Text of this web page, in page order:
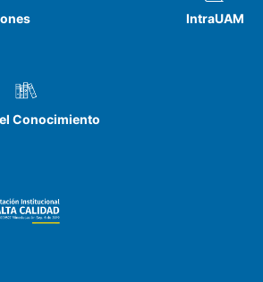
IntraUAM
Conocimiento